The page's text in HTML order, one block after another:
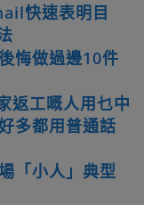
快速表明目
悔做過邊10件
返工嘅人用乜中
多都用普通話
「小人」典型